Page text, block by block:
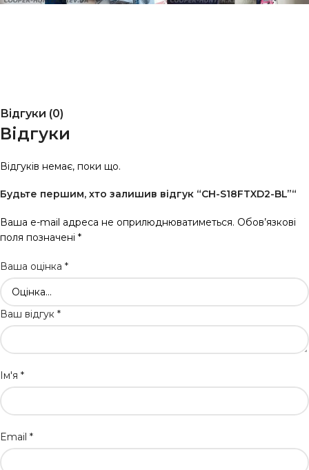
Відгуки (0)
Відгуки
Відгуків немає, поки що.
Будьте першим, хто залишив відгук “CH-S18FTXD2-BL”“
Ваша e-mail адреса не оприлюднюватиметься. Обов’язкові
поля позначені *
Ваша оцінка *
Ваш відгук *
Ім'я *
Email *